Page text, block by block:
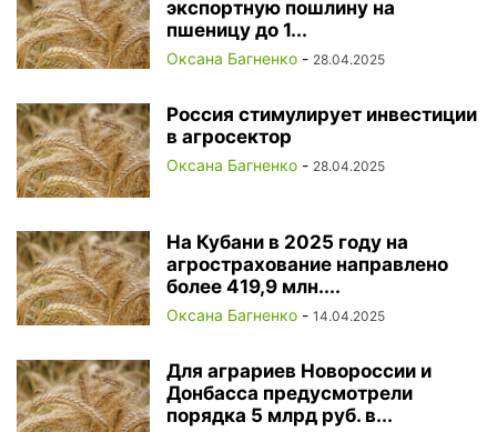
экспортную пошлину на
пшеницу до 1...
Оксана Багненко - 28.04.2025
Россия стимулирует инвестиции
в агросектор
Оксана Багненко - 28.04.2025
На Кубани в 2025 году на
агрострахование направлено
более 419,9 млн....
Оксана Багненко - 14.04.2025
Для аграриев Новороссии и
Донбасса предусмотрели
порядка 5 млрд руб. в...